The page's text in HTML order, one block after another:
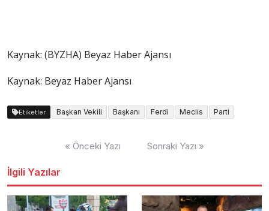
Kaynak: (BYZHA) Beyaz Haber Ajansı
Kaynak: Beyaz Haber Ajansı
Etiketler Başkan Vekili Başkanı Ferdi Meclis Parti
« Önceki Yazı Sonraki Yazı »
İlgili Yazılar